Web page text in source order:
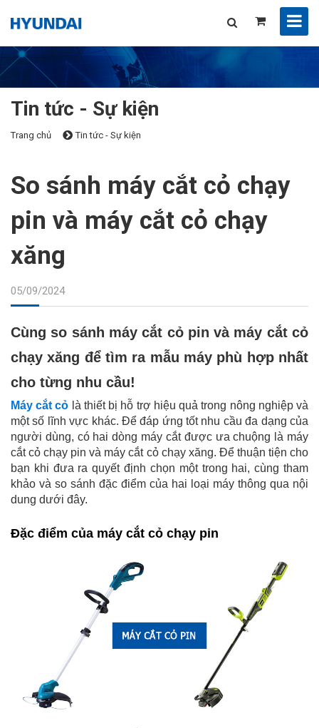
Tin tức - Sự kiện
Trang chủ Tin tức - Sự kiện
So sánh máy cắt cỏ chạy
pin và máy cắt cỏ chạy
xăng
05/09/2024
Cùng so sánh máy cắt cỏ pin và máy cắt cỏ
chạy xăng để tìm ra mẫu máy phù hợp nhất
cho từng nhu cầu!
Máy cắt cỏ là thiết bị hỗ trợ hiệu quả trong nông nghiệp và
một số lĩnh vực khác. Để đáp ứng tốt nhu cầu đa dạng của
người dùng, có hai dòng máy cắt được ưa chuộng là máy
cắt cỏ chạy pin và máy cắt cỏ chạy xăng. Để thuận tiện cho
bạn khi đưa ra quyết định chọn một trong hai, cùng tham
khảo và so sánh đặc điểm của hai loại máy thông qua nội
dung dưới đây.
Đặc điểm của máy cắt cỏ chạy pin